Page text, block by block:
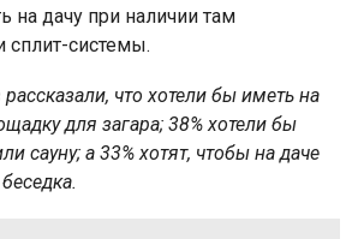
на дачу при наличии там
сплит-системы.
что хотели бы иметь на
для загара; 38% хотели бы
сауну; а 33% хотят, чтобы на даче